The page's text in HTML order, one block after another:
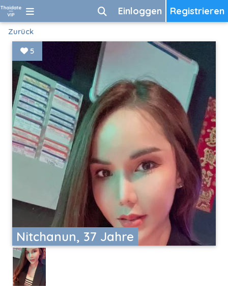
Registrieren
Einloggen
Zurück
Nitchanun, 37 Jahre
5